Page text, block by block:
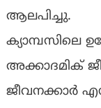
ആലപിച്ചു.
ക്യാമ്പസിലെ
അക്കാദമിക്
ജീവനക്കാർ